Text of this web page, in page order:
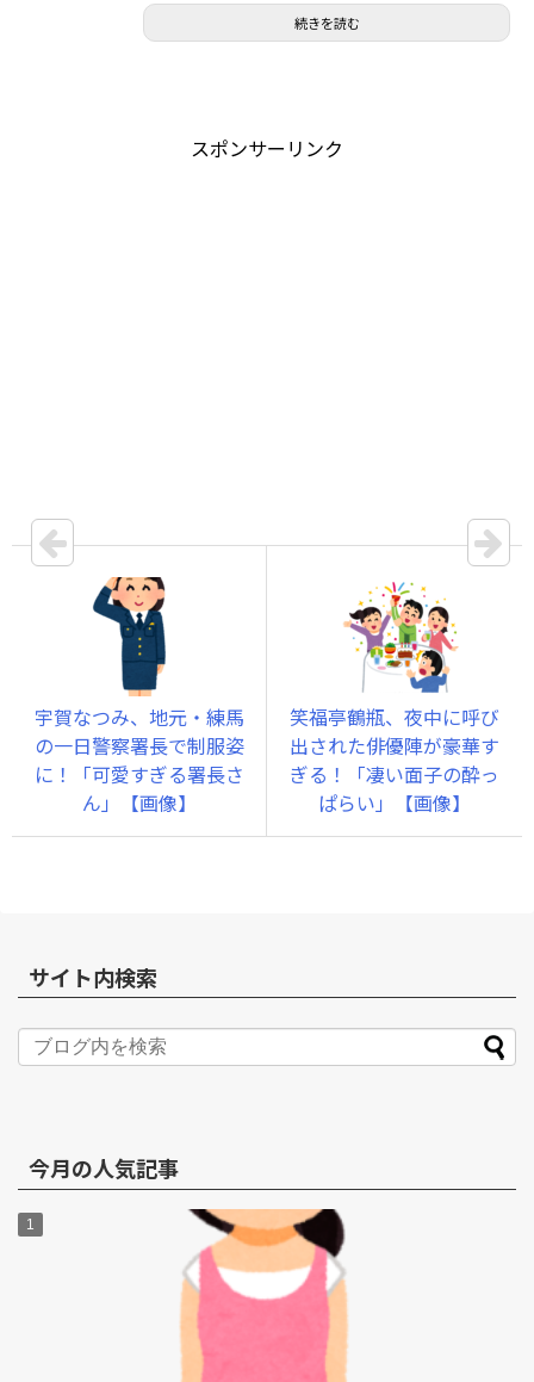
続きを読む
スポンサーリンク
宇賀なつみ、地元・練馬
の一日警察署長で制服姿
に！「可愛すぎる署長さ
ん」【画像】
笑福亭鶴瓶、夜中に呼び
出された俳優陣が豪華す
ぎる！「凄い面子の酔っ
ぱらい」【画像】
サイト内検索
今月の人気記事